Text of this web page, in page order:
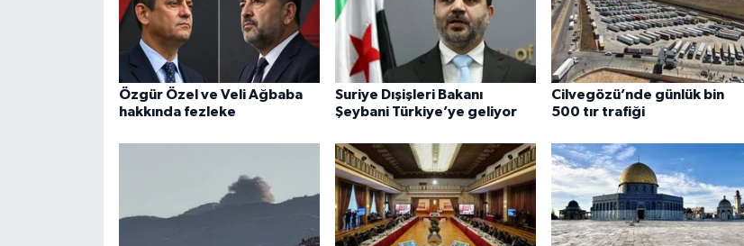
Özgür Özel ve Veli Ağbaba
hakkında fezleke
Suriye Dışişleri Bakanı
Şeybani Türkiye’ye geliyor
Cilvegözü’nde günlük bin
500 tır trafiği